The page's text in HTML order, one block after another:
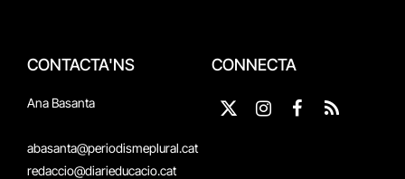
CONTACTA'NS
Ana Basanta
abasanta@periodismeplural.cat
redaccio@diarieducacio.cat
CONNECTA
X
Instagram
Facebook
RSS